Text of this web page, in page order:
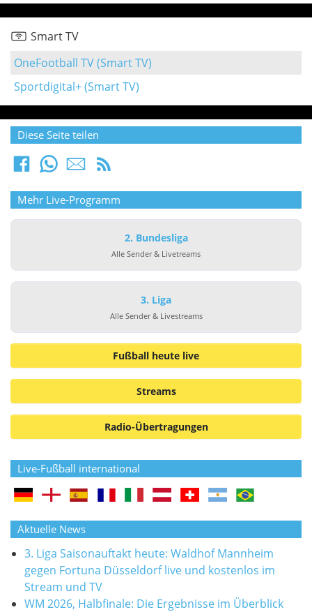
Smart TV
OneFootball TV (Smart TV)
Sportdigital+ (Smart TV)
Diese Seite teilen
Mehr Live-Programm
2. Bundesliga
Alle Sender & Livetreams
3. Liga
Alle Sender & Livestreams
Fußball heute live
Streams
Radio-Übertragungen
Live-Fußball international
Aktuelle News
3. Liga Saisonauftakt heute: Waldhof Mannheim
gegen Fortuna Düsseldorf live und kostenlos im
Stream und TV
WM 2026, Halbfinale: Die Ergebnisse im Überblick